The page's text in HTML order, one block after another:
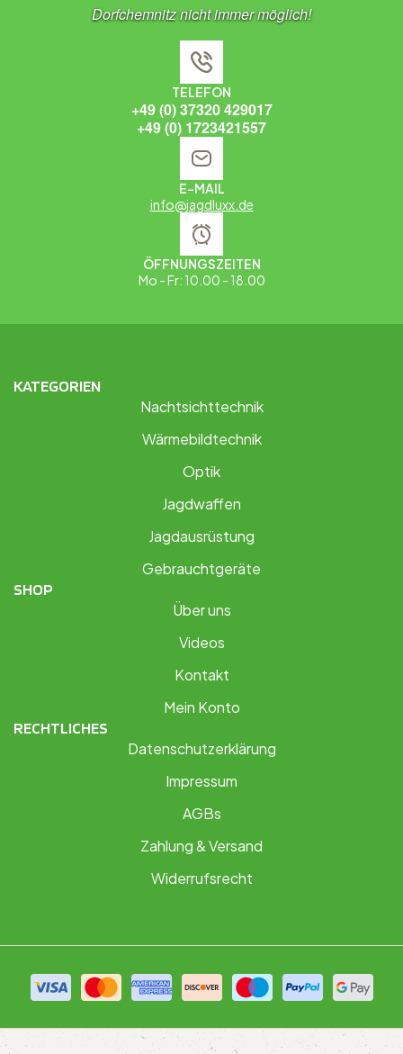
Dorfchemnitz nicht immer möglich!
TELEFON
+49 (0) 37320 429017
+49 (0) 1723421557
E-MAIL
info@jagdluxx.de
ÖFFNUNGSZEITEN
Mo - Fr: 10.00 - 18.00
KATEGORIEN
Nachtsichttechnik
Wärmebildtechnik
Optik
Jagdwaffen
Jagdausrüstung
Gebrauchtgeräte
SHOP
Über uns
Videos
Kontakt
Mein Konto
RECHTLICHES
Datenschutzerklärung
Impressum
AGBs
Zahlung & Versand
Widerrufsrecht